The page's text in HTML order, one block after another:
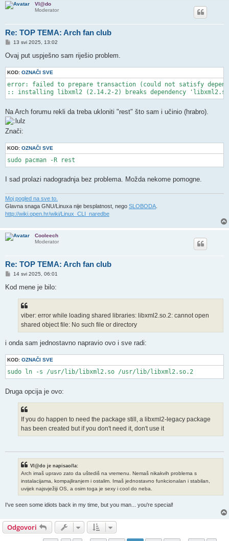
Vl@do
Moderator
Re: TOP TEMA: Arch fan club
P
s
13 svi 2025, 13:02
Ovaj put uspješno sam riješio problem.
KOD: OZNAČI SVE
error: failed to prepare transaction (could not satisfy
:: installing libxml2 (2.14.2-2) breaks dependency
Na Arch forumu rekli da treba ukloniti "rest" što sam i učinio (hrabro).
Znači:
KOD: OZNAČI SVE
sudo pacman -R rest
I sad prolazi nadogradnja bez problema. Možda nekome pomogne.
Moj pogled na sve to.
Glavna snaga GNU/Linuxa nije besplatnost, nego SLOBODA
http://wiki.open.hr/wiki/Linux_CLI_naredbe
Cooleech
Moderator
Re: TOP TEMA: Arch fan club
P
s
14 svi 2025, 06:01
Kod mene je bilo:
viber: error while loading shared libraries: libxml2.so.2: cannot open
shared object file: No such file or directory
i onda sam jednostavno napravio ovo i sve radi:
KOD: OZNAČI SVE
sudo ln -s /usr/lib/libxml2.so /usr/lib/libxml2.so.2
Druga opcija je ovo:
If you do happen to need the package still, a libxml2-legacy package
has been created but if you don't need it, don't use it
Vl@do je napisao/la:
Arch imaš upravo zato da uštediš na vremenu. Nemaš nikakvih problema s
instalacijama, kompajliranjem i ostalim. Imaš jednostavno funkcionalan i stabilan,
uvijek najsvježiji OS, a osim toga je sexy i cool do neba.
I've seen some idiots back in my time, but you man... you're special!
Odgovori